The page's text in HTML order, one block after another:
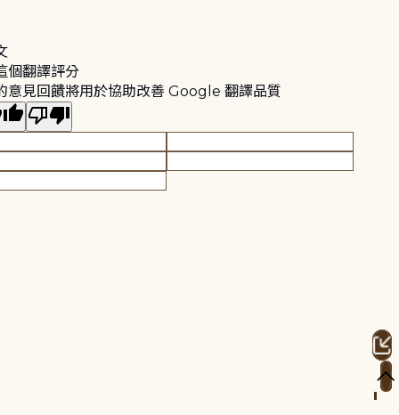
個翻譯評分
意見回饋將用於協助改善 Google 翻譯品質